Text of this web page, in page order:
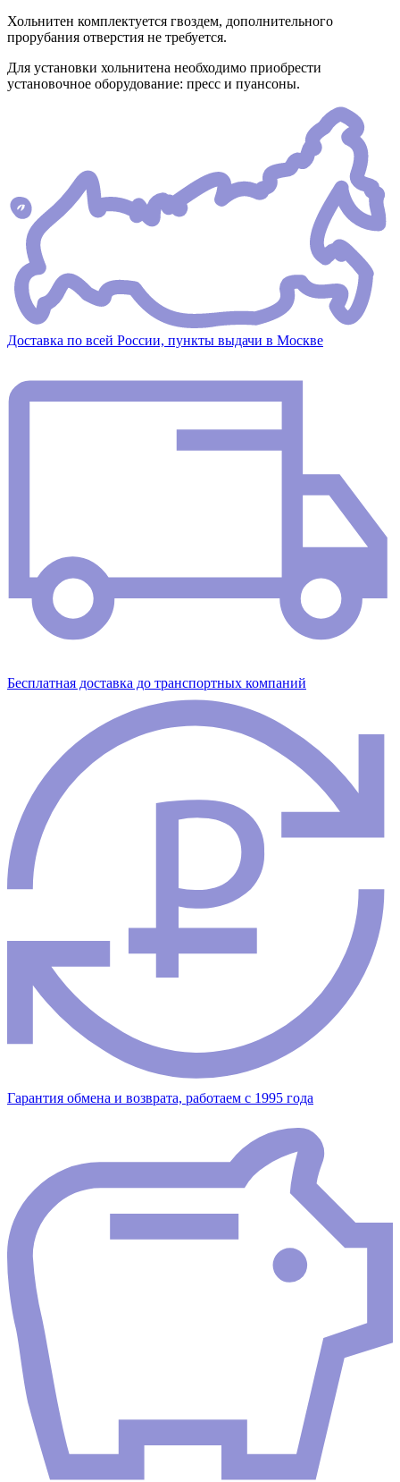
Хольнитен комплектуется гвоздем, дополнительного
прорубания отверстия не требуется.
Для установки хольнитена необходимо приобрести
установочное оборудование: пресс и пуансоны.
Доставка по всей России, пункты выдачи в Москве
Бесплатная доставка до транспортных компаний
Гарантия обмена и возврата, работаем с 1995 года